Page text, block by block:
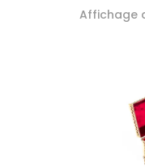
Affichage